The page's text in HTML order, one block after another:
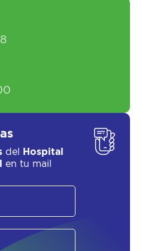
del
Hospital
en tu mail